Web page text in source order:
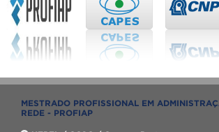
MESTRADO PROFISSIONAL EM
REDE - PROFIAP